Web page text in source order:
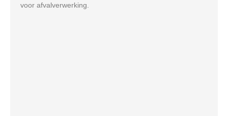
voor afvalverwerking.